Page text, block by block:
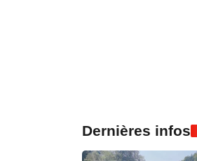
Dernières infos